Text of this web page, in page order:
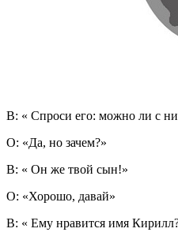
В: « Спроси его: можно ли с
О: «Да, но зачем?»
В: « Он же твой сын!»
О: «Хорошо, давай»
В: « Ему нравится имя